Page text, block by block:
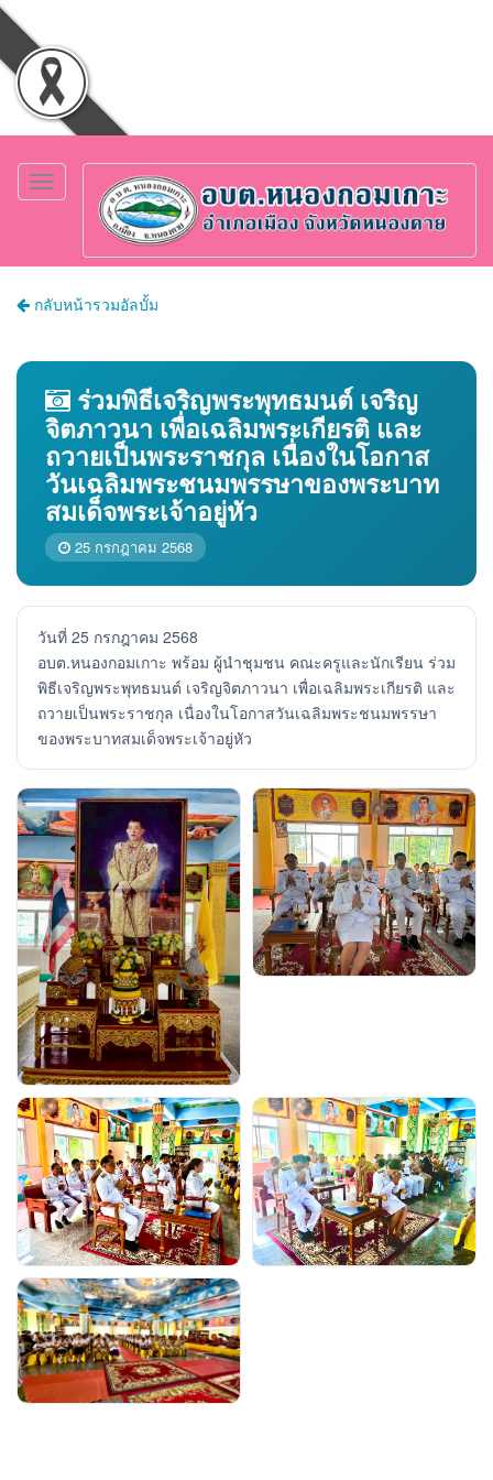
Toggle
navigation
กลับหน้ารวมอัลบั้ม
ร่วมพิธีเจริญพระพุทธมนต์ เจริญ
จิตภาวนา เพื่อเฉลิมพระเกียรติ และ
ถวายเป็นพระราชกุล เนื่องในโอกาส
วันเฉลิมพระชนมพรรษาของพระบาท
สมเด็จพระเจ้าอยู่หัว
25 กรกฎาคม 2568
วันที่ 25 กรกฎาคม 2568
อบต.หนองกอมเกาะ พร้อม ผู้นำชุมชน คณะครูและนักเรียน ร่วม
พิธีเจริญพระพุทธมนต์ เจริญจิตภาวนา เพื่อเฉลิมพระเกียรติ และ
ถวายเป็นพระราชกุล เนื่องในโอกาสวันเฉลิมพระชนมพรรษา
ของพระบาทสมเด็จพระเจ้าอยู่หัว